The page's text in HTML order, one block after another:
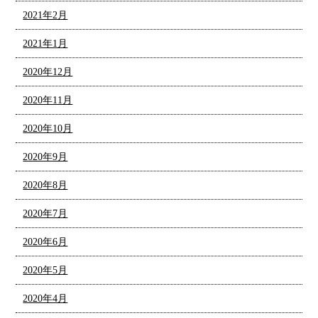
2021年2月
2021年1月
2020年12月
2020年11月
2020年10月
2020年9月
2020年8月
2020年7月
2020年6月
2020年5月
2020年4月